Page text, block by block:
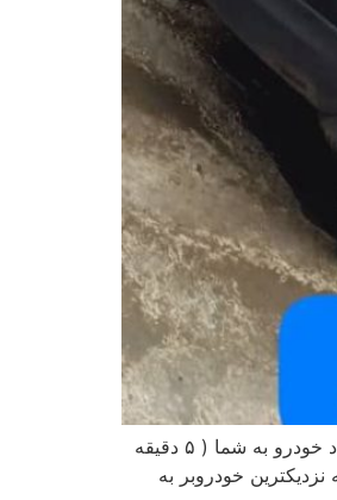
فاصله نزدیکترین امداد خودرو به شما ( ۵ دقیقه
خودروبر به